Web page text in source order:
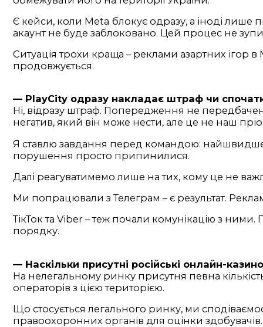
Є кейси, коли Meta блокує одразу, а іноді лише
акаунт не буде заблоковано. Цей процес не
Ситуація трохи краща – реклами азартних
продовжується.
— PlayCity одразу накладає штраф чи
Ні, відразу штраф. Попередження не
негатив, який він може нести, але це не наш
Я ставлю завдання перед командою:
порушення просто припинилися.
Далі реагуватимемо лише на тих, кому це не
Ми попрацювали з Телеграм – є результат.
ТікТок та Viber – теж почали комунікацію з
порядку.
— Наскільки присутні російські онлайн-
На нелегальному ринку присутня певна
операторів з цією територією.
Що стосується легального ринку, ми
правоохоронних органів для оцінки